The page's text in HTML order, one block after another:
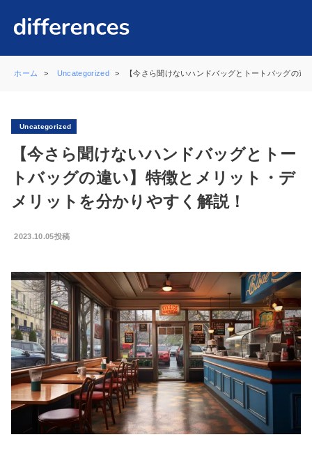
ホーム Uncategorized 【今さら聞けないハンドバッグとトートバッグの
Uncategorized
【今さら聞けないハンドバッグとトー
トバッグの違い】特徴とメリット・デ
メリットを分かりやすく解説！
2023.10.05投稿